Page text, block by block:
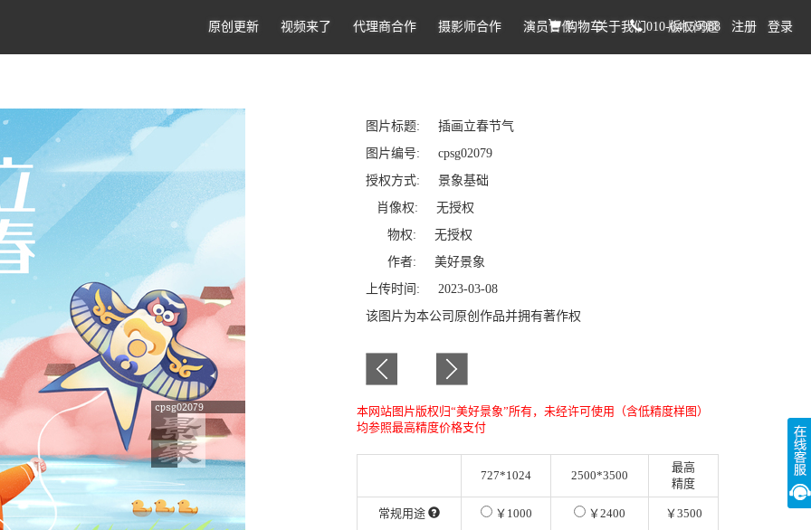
原创更新 视频来了 代理商合作 摄影师合作 演员合作 关于我们 版权问题
购物车 010-64159988 注册 登录
图片标题: 插画立春节气
图片编号: cpsg02079
授权方式: 景象基础
肖像权: 无授权
物权: 无授权
作者: 美好景象
上传时间: 2023-03-08
该图片为本公司原创作品并拥有著作权
本网站图片版权归“美好景象”所有，未经许可使用（含低精度样图）
均参照最高精度价格支付
727*1024 2500*3500
最高
精度
常规用途 ￥1000 ￥2400 ￥3500